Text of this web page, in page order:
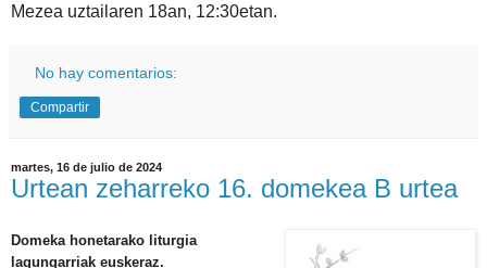
Mezea uztailaren 18an, 12:30etan.
No hay comentarios:
Compartir
martes, 16 de julio de 2024
Urtean zeharreko 16. domekea B urtea
Domeka honetarako liturgia
lagungarriak euskeraz.